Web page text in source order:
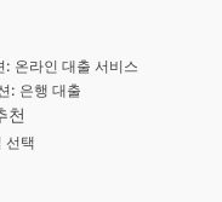
: 온라인 대출 서비스
: 은행 대출
천
선택